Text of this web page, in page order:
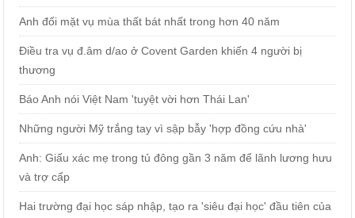
Anh đối mặt vụ mùa thất bát nhất trong hơn 40 năm
Điều tra vụ đ.âm d/ao ở Covent Garden khiến 4 người bị
thương
Báo Anh nói Việt Nam 'tuyệt vời hơn Thái Lan'
Những người Mỹ trắng tay vì sập bẫy 'hợp đồng cứu nhà'
Anh: Giấu xác mẹ trong tủ đông gần 3 năm để lãnh lương hưu
và trợ cấp
Hai trường đại học sáp nhập, tạo ra 'siêu đại học' đầu tiên của